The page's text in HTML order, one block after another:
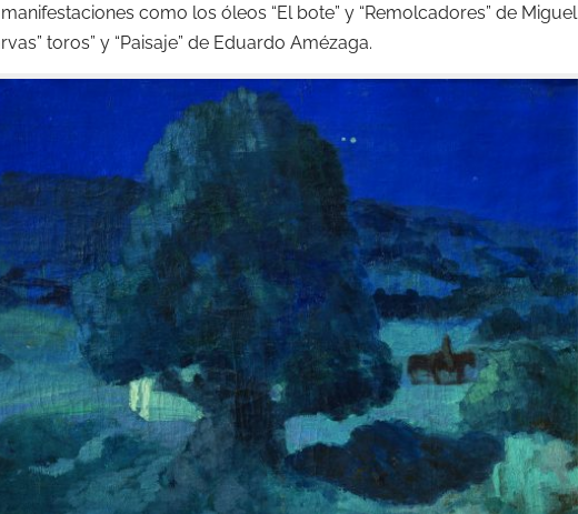
como los óleos “El bote” y “Remolcadores” de Miguel
toros” y “Paisaje” de Eduardo Amézaga.